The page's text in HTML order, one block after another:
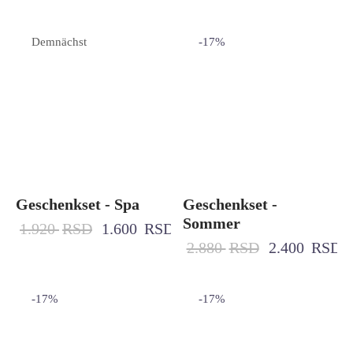
Demnächst
Geschenkset - Spa
1.920RSD 1.600 RSD
-17%
Geschenkset -
Sommer
2.880RSD 2.400 RSD
-17% -17%